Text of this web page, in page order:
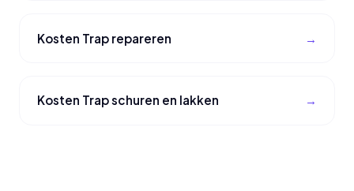
Kosten Trap repareren
Kosten Trap schuren en lakken